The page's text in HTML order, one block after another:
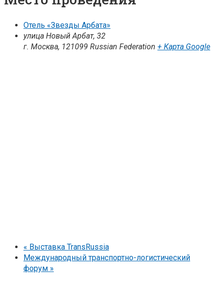
Отель «Звезды Арбата»
улица Новый Арбат, 32
г. Москва, 121099 Russian Federation + Карта Google
« Выставка TransRussia
Международный транспортно-логистический
форум »